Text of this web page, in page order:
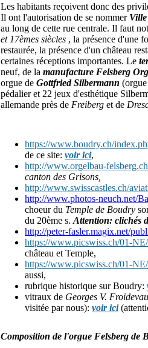
Les habitants reçoivent donc des
Il ont l'autorisation de se nommer
au long de cette rue centrale. Il faut
et 17èmes siècles , la présence d'une
restaurée, la présence d'un château
certaines réceptions importantes. Le
neuf, de la manufacture Felsberg
orgue de Gottfried Silbermann
pédalier et 22 jeux d'esthétique
allemande près de Freiberg et de
https://www.boudry.ch/
de ce site: voir ici,
http://www.orgelbau-
canton des Grisons,
http://www.swisscastles.ch/
http://www.photos-neuch.net/
choeur du Temple de Boudry
du 20ème s. Attention: clichés
http://peter-fasler.magix.net/
https://www.picswiss.ch/01-
château et Temple,
https://www.picswiss.ch/01-
aussi,
rubrique historique sur Boudry:
vitraux de Georges V.
visitée par nous): voir ici
Composition de l'orgue Felsberg de